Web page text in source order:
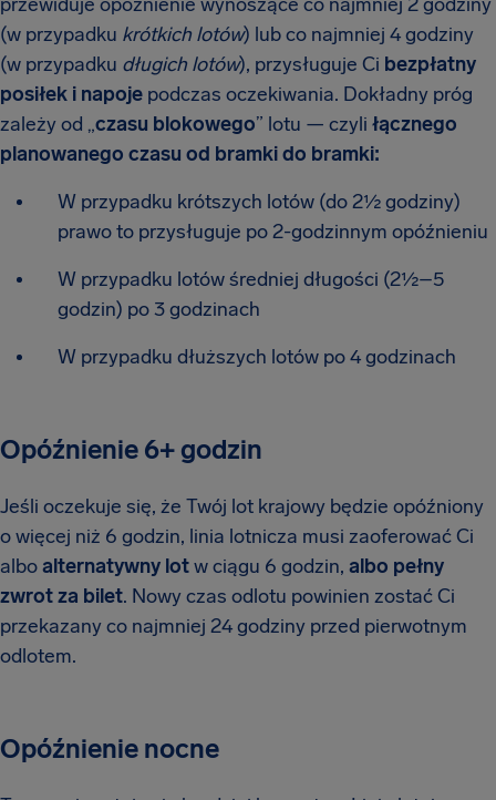
(w przypadku krótkich lotów) lub co najmniej 4 godziny
(w przypadku długich lotów), przysługuje Ci bezpłatny
posiłek i napoje podczas oczekiwania. Dokładny próg
zależy od „czasu blokowego” lotu — czyli łącznego
planowanego czasu od bramki do bramki:
W przypadku krótszych lotów (do 2½ godziny)
prawo to przysługuje po 2-godzinnym opóźnieniu
W przypadku lotów średniej długości (2½–5
godzin) po 3 godzinach
W przypadku dłuższych lotów po 4 godzinach
Opóźnienie 6+ godzin
Jeśli oczekuje się, że Twój lot krajowy będzie opóźniony
o więcej niż 6 godzin, linia lotnicza musi zaoferować Ci
alboalternatywny lotw ciągu 6 godzin, albo pełny
zwrot za bilet. Nowy czas odlotu powinien zostać Ci
przekazany co najmniej 24 godziny przed pierwotnym
odlotem.
Opóźnienie nocne